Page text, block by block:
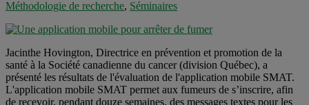
Méthodologie de recherche, Séminaires
Jacinthe Hovington, Directrice en prévention et promotion de la
santé à la Société canadienne du cancer (division Québec), a
présenté les résultats de l'évaluation de l'application mobile SMAT.
L'application mobile SMAT permet aux fumeurs de s’inscrire, afin
de recevoir, pendant douze semaines, des messages textes pour les